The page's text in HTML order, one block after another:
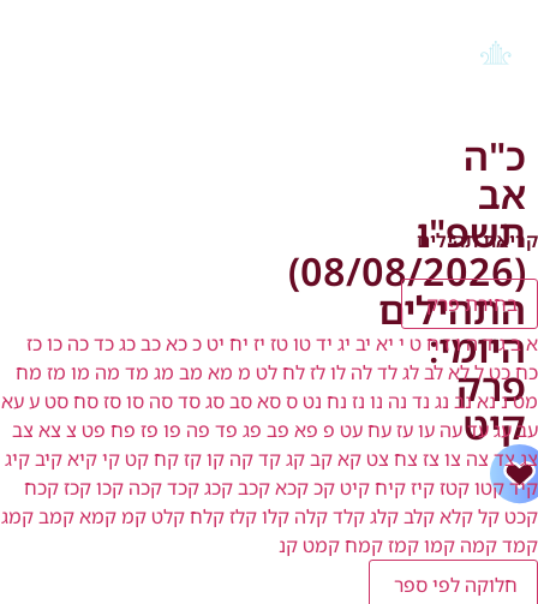
כ"ה
אב
תשפ"ו
(08/08/2026)
התהילים
היומי:
פרק
קיט
קריאת תהילים
בחירת פרק
אבגד הוז חט י יא יב יג ידטוטז יז יח יט ככאכבכגכדכה כוכז
כחכטללאלבלגלדלה לולזלחלט מ מא מב מג מד מה מו מז מח
מטננאנב נג נד נה נו נז נח נט ססאסבסגסדסה סוסזסחסט עעא
עבעגעדעה עועזעחעט פ פא פב פג פד פה פו פז פח פט צ צא צב
צגצד צה צו צז צח צט קאקבקגקדקה קוקזקחקט קיקיאקיבקיג
קידקטוקטזקיזקיחקיט קכקכאקכבקכגקכדקכה קכוקכזקכח
קכט קלקלאקלבקלגקלדקלה קלוקלזקלחקלט קמ קמאקמבקמג
קמדקמה קמוקמזקמחקמט קנ
חלוקה לפי ספר